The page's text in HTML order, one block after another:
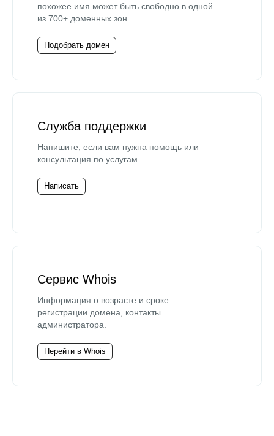
похожее имя может быть свободно в одной
из 700+ доменных зон.
Подобрать домен
Служба поддержки
Напишите, если вам нужна помощь или
консультация по услугам.
Написать
Сервис Whois
Информация о возрасте и сроке
регистрации домена, контакты
администратора.
Перейти в Whois